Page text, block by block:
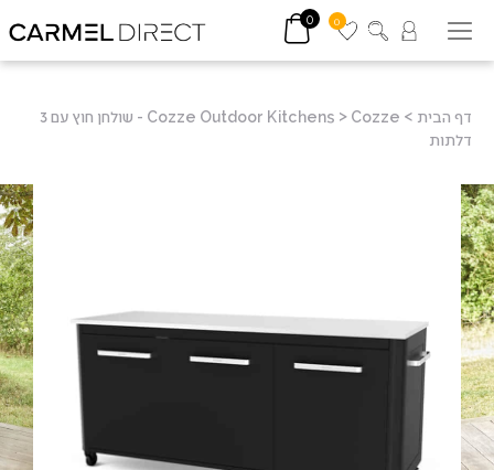
0
0
דף הבית >
Cozze Outdoor Kitchens >
Cozze - שולחן חוץ עם 3
דלתות